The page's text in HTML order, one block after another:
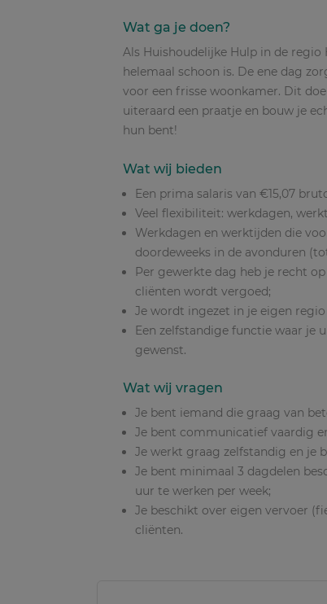
Wat ga je doen?
Als Huishoudelijke Hulp in de
helemaal schoon is. De ene dag
voor een frisse woonkamer. Dit
uiteraard een praatje en bouw je
hun bent!
Wat wij bieden
Een prima salaris van €15,07
Veel flexibiliteit: werkdagen,
Werkdagen en werktijden die
doordeweeks in de avonduren
Per gewerkte dag heb je recht
cliënten wordt vergoed;
Je wordt ingezet in je eigen
Een zelfstandige functie waar je
gewenst.
Wat wij vragen
Je bent iemand die graag van
Je bent communicatief vaardig
Je werkt graag zelfstandig en je
Je bent minimaal 3 dagdelen
uur te werken per week;
Je beschikt over eigen vervoer
cliënten.